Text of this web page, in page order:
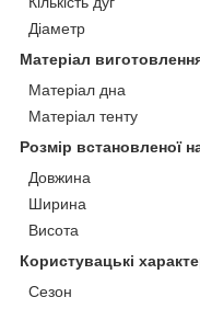
Діаметр
Матеріал
Матеріал дна
Матеріал тенту
Розмір встановленої
Довжина
Ширина
Висота
Користувацькі
Сезон